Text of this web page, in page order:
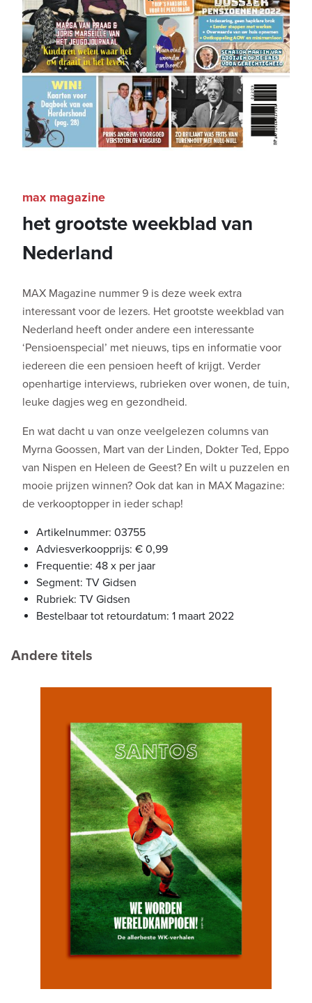
het grootste weekblad van
Nederland
max magazine
MAX Magazine nummer 9 is deze week extra
interessant voor de lezers. Het grootste weekblad van
Nederland heeft onder andere een interessante
‘Pensioenspecial’ met nieuws, tips en informatie voor
iedereen die een pensioen heeft of krijgt. Verder
openhartige interviews, rubrieken over wonen, de tuin,
leuke dagjes weg en gezondheid.
En wat dacht u van onze veelgelezen columns van
Myrna Goossen, Mart van der Linden, Dokter Ted, Eppo
van Nispen en Heleen de Geest? En wilt u puzzelen en
mooie prijzen winnen? Ook dat kan in MAX Magazine:
de verkooptopper in ieder schap!
Artikelnummer: 03755
Adviesverkoopprijs: € 0,99
Frequentie: 48 x per jaar
Segment: TV Gidsen
Rubriek: TV Gidsen
Bestelbaar tot retourdatum: 1 maart 2022
Andere titels